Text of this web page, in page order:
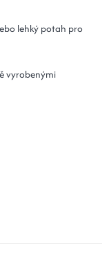
lehký potah pro
vyrobenými